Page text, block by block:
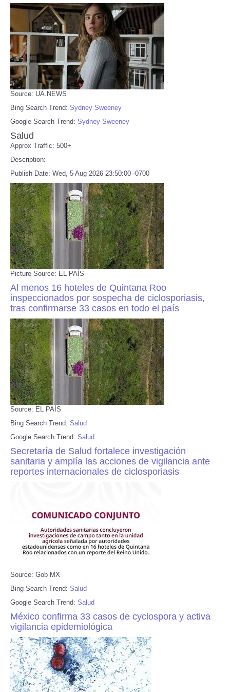
Source: UA.NEWS
Bing Search Trend: Sydney Sweeney
Google Search Trend: Sydney Sweeney
Salud
Approx Traffic: 500+
Description:
Publish Date: Wed, 5 Aug 2026 23:50:00 -0700
Picture Source: EL PAÍS
Al menos 16 hoteles de Quintana Roo
inspeccionados por sospecha de ciclosporiasis,
tras confirmarse 33 casos en todo el país
Source: EL PAÍS
Bing Search Trend: Salud
Google Search Trend: Salud
Secretaría de Salud fortalece investigación
sanitaria y amplía las acciones de vigilancia ante
reportes internacionales de ciclosporiasis
Source: Gob MX
Bing Search Trend: Salud
Google Search Trend: Salud
México confirma 33 casos de cyclospora y activa
vigilancia epidemiológica